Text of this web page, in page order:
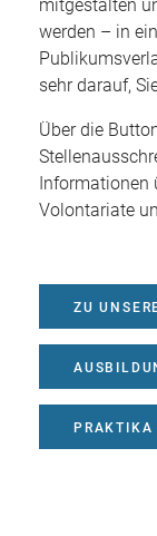
mitgestalten
werden – in
sehr darauf,
Über die
Informationen
Volontariate
ZU
PRAKTIKA